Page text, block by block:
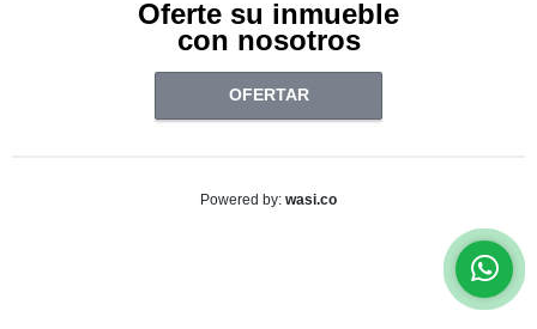
Oferte su inmueble
con nosotros
OFERTAR
Powered by: wasi.co